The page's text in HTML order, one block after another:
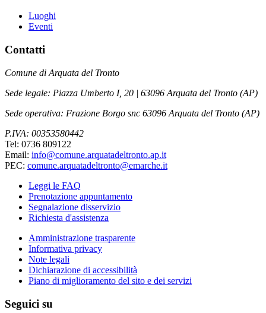
Luoghi
Eventi
Contatti
Comune di Arquata del Tronto
Sede legale: Piazza Umberto I, 20 | 63096 Arquata del Tronto (AP)
Sede operativa: Frazione Borgo snc 63096 Arquata del Tronto (AP)
P.IVA: 00353580442
Tel: 0736 809122
Email: info@comune.arquatadeltronto.ap.it
PEC: comune.arquatadeltronto@emarche.it
Leggi le FAQ
Prenotazione appuntamento
Segnalazione disservizio
Richiesta d'assistenza
Amministrazione trasparente
Informativa privacy
Note legali
Dichiarazione di accessibilità
Piano di miglioramento del sito e dei servizi
Seguici su